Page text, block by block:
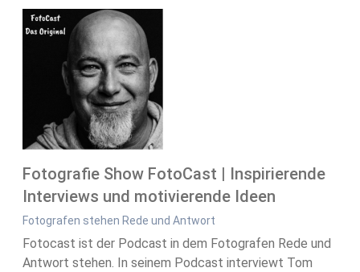
Fotografie Show FotoCast | Inspirierende
Interviews und motivierende Ideen
Fotografen stehen Rede und Antwort
Fotocast ist der Podcast in dem Fotografen Rede und
Antwort stehen. In seinem Podcast interviewt Tom